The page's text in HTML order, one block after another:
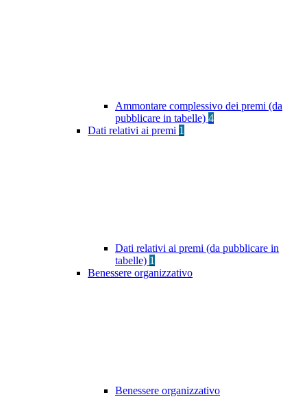
Ammontare complessivo dei premi (da
pubblicare in tabelle) 4
Dati relativi ai premi 1
Dati relativi ai premi (da pubblicare in
tabelle) 1
Benessere organizzativo
Benessere organizzativo